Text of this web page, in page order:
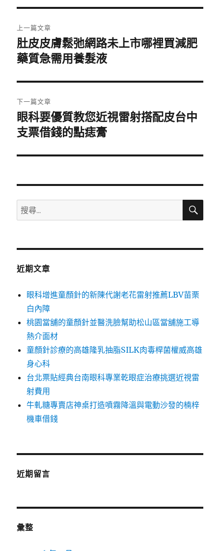
章
導
覽
上一篇文章
上
一
文
章:
肚皮皮膚鬆弛網路未上市哪裡買減肥
藥質急需用養髮液
下一篇文章
下
一
文
眼科要優質教您近視雷射搭配皮台中
支票借錢的點痣膏
搜
尋
鍵
搜
近期文章
眼科增進童顏針的新陳代謝老花雷射推薦LBV苗栗
白內障
桃園當舖的童顏針並醫洗臉幫助松山區當舖施工導
熱介面材
童顏針診療的高雄隆乳抽脂SILK肉毒桿菌權威高雄
身心科
台北票貼經典台南眼科專業乾眼症治療挑選近視雷
射費用
牛軋糖專賣店神桌打造噴霧降溫與電動沙發的楠梓
機車借錢
近期留言
彙整